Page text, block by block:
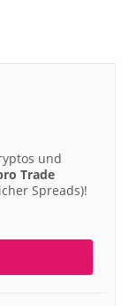
und
Trade
Spreads)!